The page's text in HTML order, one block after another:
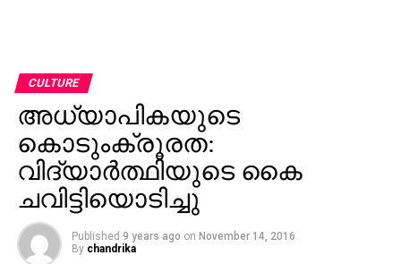
CULTURE
അധ്യാപികയുടെ
കൊടുംക്രൂരത:
വിദ്യാര്‍ത്ഥിയുടെ കൈ
ചവിട്ടിയൊടിച്ചു
Published 9 years ago on November 14, 2016
By chandrika